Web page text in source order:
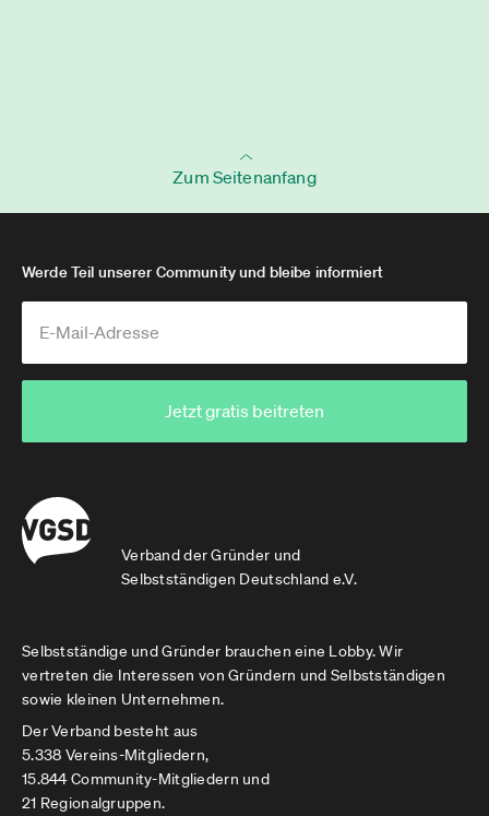
Zum Seitenanfang
Verband der Gründer und
Selbstständigen Deutschland e.V.
Werde Teil unserer Community und bleibe informiert
Jetzt gratis beitreten
Selbstständige und Gründer brauchen eine Lobby. Wir
vertreten die Interessen von Gründern und Selbstständigen
sowie kleinen Unternehmen.
Der Verband besteht aus
5.338 Vereins-Mitgliedern,
15.844 Community-Mitgliedern und
21 Regionalgruppen.